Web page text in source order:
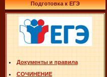
Подготовка к ЕГЭ
Документы и правила
СОЧИНЕНИЕ